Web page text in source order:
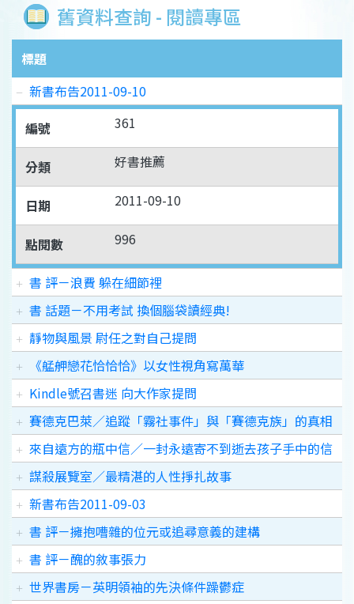
舊資料查詢 - 閱讀專區
標題
新書布告2011-09-10
編號
361
分類 好書推薦
日期 2011-09-10
點閱數 996
書 評－浪費 躲在細節裡
書 話題－不用考試 換個腦袋讀經典!
靜物與風景 尉任之對自己提問
《艋舺戀花恰恰恰》以女性視角寫萬華
Kindle號召書迷 向大作家提問
賽德克巴萊／追蹤「霧社事件」與「賽德克族」的真相
來自遠方的瓶中信／一封永遠寄不到逝去孩子手中的信
謀殺展覽室／最精湛的人性掙扎故事
新書布告2011-09-03
書 評－擁抱嘈雜的位元或追尋意義的建構
書 評－醜的敘事張力
世界書房－英明領袖的先決條件躁鬱症